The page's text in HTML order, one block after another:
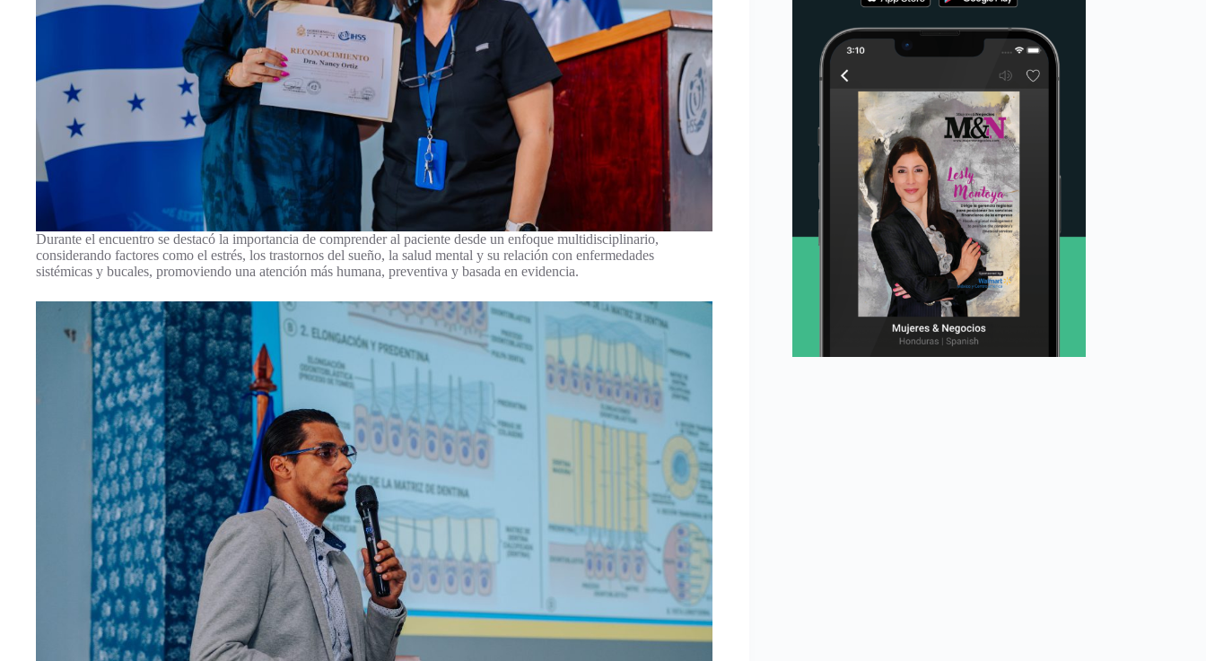
Durante el encuentro se destacó la importancia de comprender al paciente desde un enfoque multidisciplinario,
considerando factores como el estrés, los trastornos del sueño, la salud mental y su relación con enfermedades
sistémicas y bucales, promoviendo una atención más humana, preventiva y basada en evidencia.